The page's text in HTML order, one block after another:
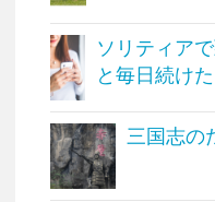
ソリティア
と毎日続け
三国志の